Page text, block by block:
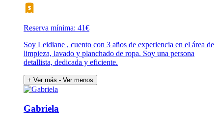
Reserva mínima: 41€
Soy Leidiane , cuento con 3 años de experiencia en el área de
limpieza, lavado y planchado de ropa. Soy una persona
detallista, dedicada y eficiente.
+ Ver más - Ver menos
Gabriela